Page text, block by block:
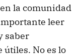
la comunidad
leer
saber
útiles. No es lo